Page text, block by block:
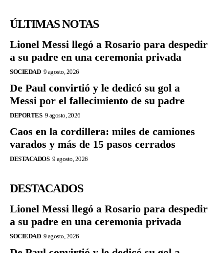
ÚLTIMAS NOTAS
Lionel Messi llegó a Rosario para despedir
a su padre en una ceremonia privada
SOCIEDAD 9 agosto, 2026
De Paul convirtió y le dedicó su gol a
Messi por el fallecimiento de su padre
DEPORTES 9 agosto, 2026
Caos en la cordillera: miles de camiones
varados y más de 15 pasos cerrados
DESTACADOS 9 agosto, 2026
DESTACADOS
Lionel Messi llegó a Rosario para despedir
a su padre en una ceremonia privada
SOCIEDAD 9 agosto, 2026